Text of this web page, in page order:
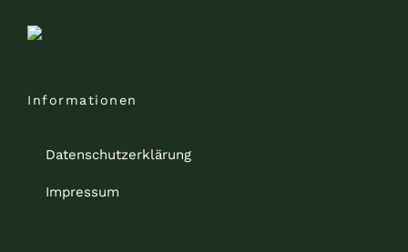
Informationen
Datenschutzerklärung
Impressum